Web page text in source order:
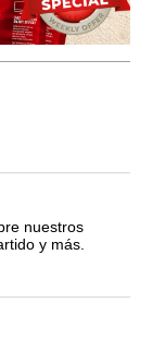
nuestros
y más.